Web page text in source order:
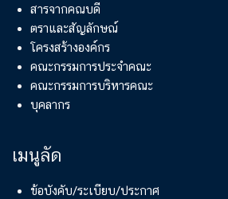
สารจากคณบดี
ตราและสัญลักษณ์
โครงสร้างองค์กร
คณะกรรมการประจำคณะ
คณะกรรมการบริหารคณะ
บุคลากร
เมนูลัด
ข้อบังคับ/ระเบียบ/ประกาศ